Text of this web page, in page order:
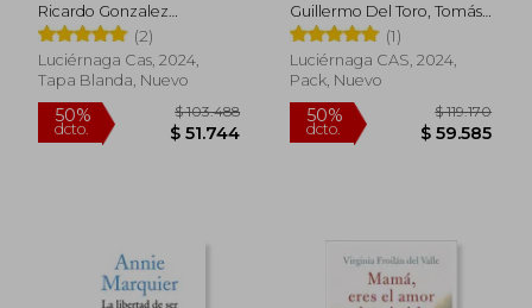
Ricardo Gonzalez
Corpancho
(2)
Luciérnaga Cas, 2024,
Tapa Blanda, Nuevo
Guillermo Del Toro, Tomás
Hijo
(1)
Luciérnaga CAS, 2024,
Pack, Nuevo